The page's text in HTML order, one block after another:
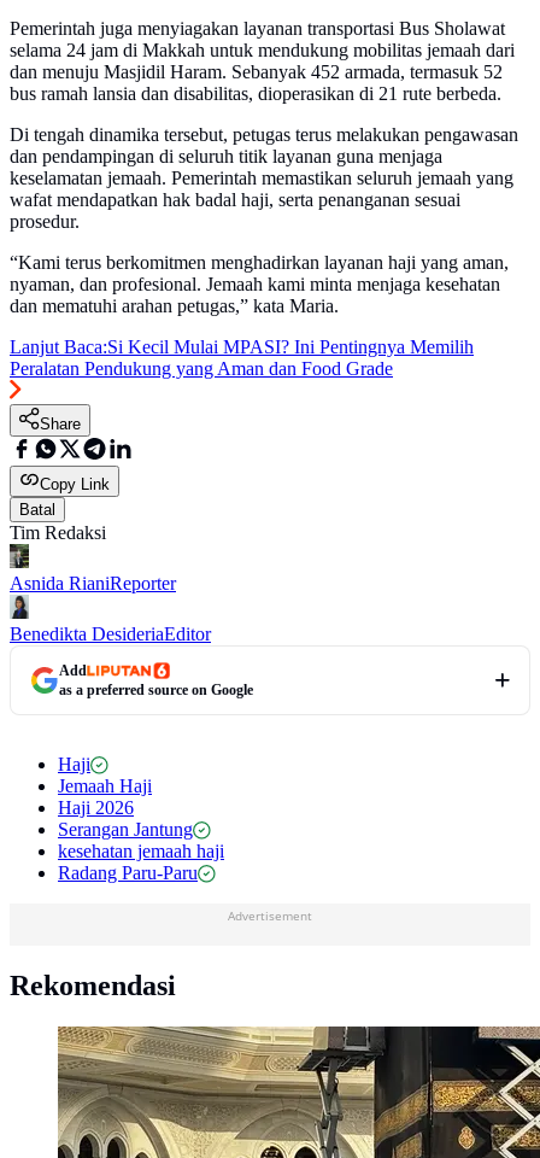
Pemerintah juga menyiagakan layanan transportasi Bus Sholawat
selama 24 jam di Makkah untuk mendukung mobilitas jemaah dari
dan menuju Masjidil Haram. Sebanyak 452 armada, termasuk 52
bus ramah lansia dan disabilitas, dioperasikan di 21 rute berbeda.
Di tengah dinamika tersebut, petugas terus melakukan pengawasan
dan pendampingan di seluruh titik layanan guna menjaga
keselamatan jemaah. Pemerintah memastikan seluruh jemaah yang
wafat mendapatkan hak badal haji, serta penanganan sesuai
prosedur.
“Kami terus berkomitmen menghadirkan layanan haji yang aman,
nyaman, dan profesional. Jemaah kami minta menjaga kesehatan
dan mematuhi arahan petugas,” kata Maria.
Lanjut Baca:Si Kecil Mulai MPASI? Ini Pentingnya Memilih
Peralatan Pendukung yang Aman dan Food Grade
Share
Copy Link
Batal
Tim Redaksi
Asnida RianiReporter
Benedikta DesideriaEditor
Add
as a preferred source on Google
Haji
Jemaah Haji
Haji 2026
Serangan Jantung
kesehatan jemaah haji
Radang Paru-Paru
Advertisement
Rekomendasi